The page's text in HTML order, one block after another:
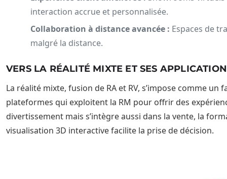
interaction accrue et personnalisée.
Collaboration à distance avancée : Espaces de
malgré la distance.
VERS LA RÉALITÉ MIXTE ET SES
La réalité mixte, fusion de RA et RV, s’impose comme
plateformes qui exploitent la RM pour offrir des
divertissement mais s’intègre aussi dans la vente, la
visualisation 3D interactive facilite la prise de décision.